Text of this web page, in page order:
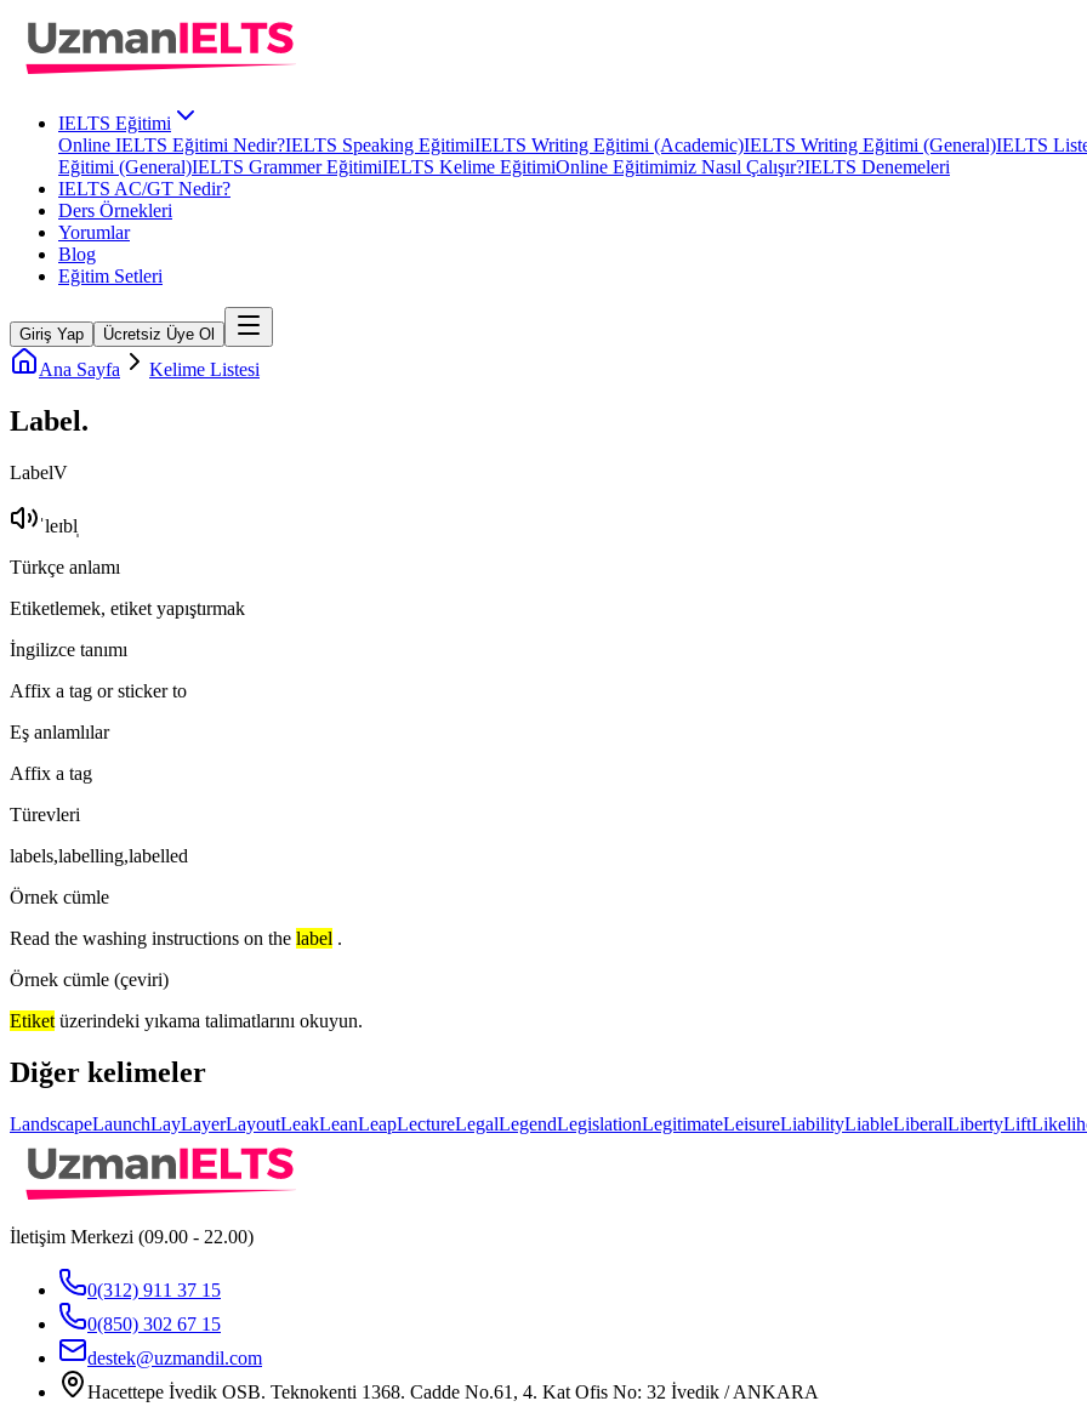
IELTS Eğitimi
Online IELTS Eğitimi Nedir?IELTS Speaking EğitimiIELTS Writing Eğitimi (Academic)IELTS Writing Eğitimi (General)IELTS
Eğitimi (General)IELTS Grammer EğitimiIELTS Kelime EğitimiOnline Eğitimimiz Nasıl Çalışır?IELTS Denemeleri
IELTS AC/GT Nedir?
Ders Örnekleri
Yorumlar
Blog
Eğitim Setleri
Giriş Yap Ücretsiz Üye Ol
Ana Sayfa Kelime Listesi
Label.
LabelV
ˈleɪbl̩
Türkçe anlamı
Etiketlemek, etiket yapıştırmak
İngilizce tanımı
Affix a tag or sticker to
Eş anlamlılar
Affix a tag
Türevleri
labels,labelling,labelled
Örnek cümle
Read the washing instructions on the label .
Örnek cümle (çeviri)
Etiket üzerindeki yıkama talimatlarını okuyun.
Diğer kelimeler
LandscapeLaunchLayLayerLayoutLeakLeanLeapLectureLegalLegendLegislationLegitimateLeisureLiabilityLiableLiberalLibertyLift
İletişim Merkezi (09.00 - 22.00)
0(312) 911 37 15
0(850) 302 67 15
destek@uzmandil.com
Hacettepe İvedik OSB. Teknokenti 1368. Cadde No.61, 4. Kat Ofis No: 32 İvedik / ANKARA